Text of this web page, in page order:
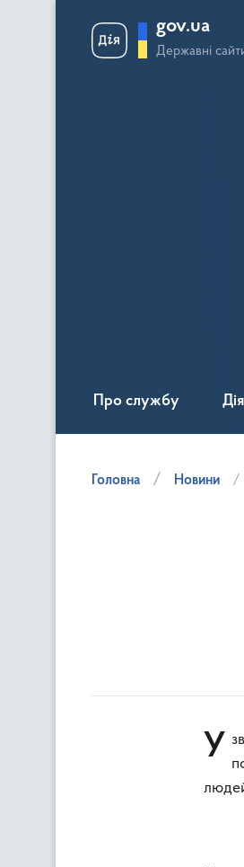
gov.ua
Державні
Про службу
Головна Новини
У зв’язку з впровадженням обмежувальних заходів, направлених на недопущення